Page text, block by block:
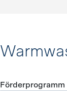
Förderprogramm